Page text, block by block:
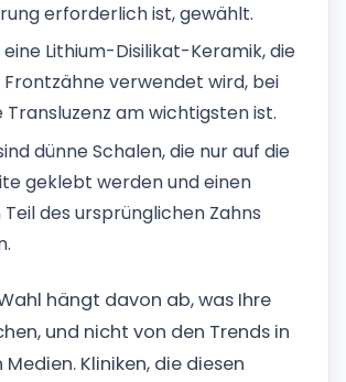
erforderlich ist, gewählt.
Lithium-Disilikat-Keramik, die
Frontzähne verwendet wird, bei
Transluzenz am wichtigsten ist.
dünne Schalen, die nur auf die
geklebt werden und einen
des ursprünglichen Zahns
hängt davon ab, was Ihre
und nicht von den Trends in
Kliniken, die diesen